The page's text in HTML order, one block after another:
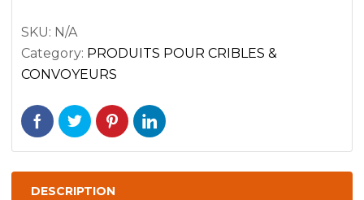
x
300
mm
ABRASION
mm3
quantity
SKU: N/A
Category: PRODUITS POUR CRIBLES &
CONVOYEURS
DESCRIPTION